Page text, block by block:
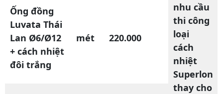
nhu cầu
thi công
loại
cách
nhiệt
Superlon
thay cho
Ống đồng
Luvata Thái
Lan Ø6/Ø12
+ cách nhiệt
đôi trắng
mét 220.000